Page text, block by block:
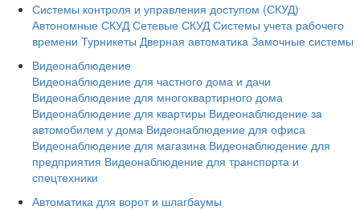
Системы контроля и управления доступом (СКУД)
Автономные СКУД Сетевые СКУД Системы учета рабочего
времени Турникеты Дверная автоматика Замочные системы
Видеонаблюдение
Видеонаблюдение для частного дома и дачи
Видеонаблюдение для многоквартирного дома
Видеонаблюдение для квартиры Видеонаблюдение за
автомобилем у дома Видеонаблюдение для офиса
Видеонаблюдение для магазина Видеонаблюдение для
предприятия Видеонаблюдение для транспорта и
спецтехники
Автоматика для ворот и шлагбаумы